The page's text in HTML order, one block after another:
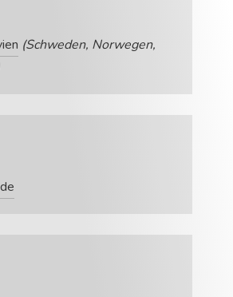
(Schweden, Norwegen,